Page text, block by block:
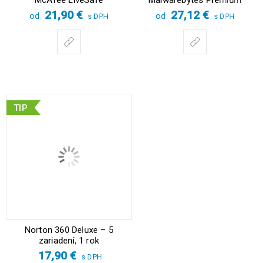
od
21,90€ s DPH
od
27,12€ s DPH
TIP
Norton 360 Deluxe – 5
zariadení, 1 rok
17,90€ s DPH